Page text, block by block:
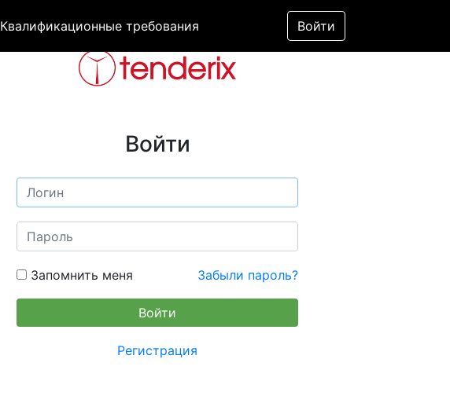
Квалификационные требования Войти
Войти
Запомнить меня Забыли пароль?
Регистрация